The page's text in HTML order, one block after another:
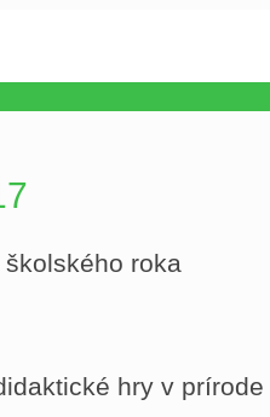
roka
hry v prírode